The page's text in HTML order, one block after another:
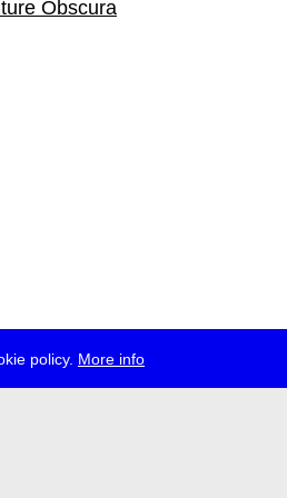
policy. More info
Obscura